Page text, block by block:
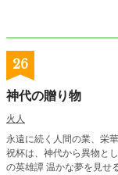
26
神代の贈り物
火人
永遠に続く人間の業、栄
祝杯は、神代から異物として続く物語 さあ、幻想に
の英雄譚 温かな夢を見せるか